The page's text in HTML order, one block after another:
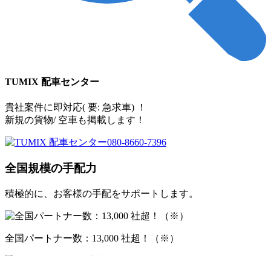
TUMIX 配車センター
貴社案件に即対応( 要: 急求車) ！
新規の貨物/ 空車も掲載します！
全国規模の手配力
積極的に、お客様の手配をサポートします。
全国パートナー数：13,000 社超！（※）